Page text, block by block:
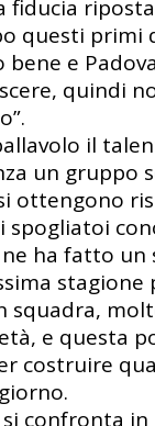
questi primi
e
quindi
il
un gruppo
ottengono
spogliatoi
ha fatto un
squadra,
e questa
costruire
si confronta